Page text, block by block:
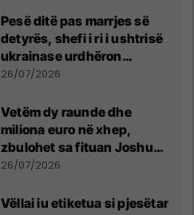
Pesë ditë pas marrjes së
detyrës, shefi i ri i ushtrisë
ukrainase urdhëron
kontroll të madh
26/07/2026
Vetëm dy raunde dhe
miliona euro në xhep,
zbulohet sa fituan Joshua
e Prenga
26/07/2026
Vëllai iu etiketua si pjesëtar